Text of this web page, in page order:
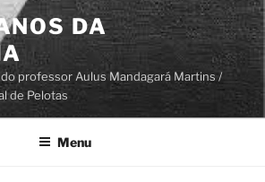
DA
professor Aulus Mandagará Martins /
de Pelotas
Menu